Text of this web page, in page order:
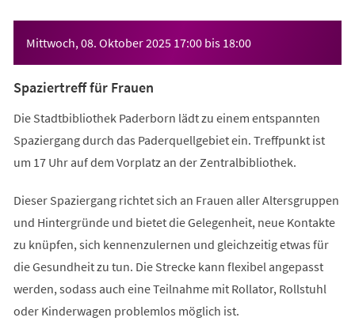
Mittwoch, 08. Oktober 2025 17:00 bis 18:00
Spaziertreff für Frauen
Die Stadtbibliothek Paderborn lädt zu einem entspannten
Spaziergang durch das Paderquellgebiet ein. Treffpunkt ist
um 17 Uhr auf dem Vorplatz an der Zentralbibliothek.
Dieser Spaziergang richtet sich an Frauen aller Altersgruppen
und Hintergründe und bietet die Gelegenheit, neue Kontakte
zu knüpfen, sich kennenzulernen und gleichzeitig etwas für
die Gesundheit zu tun. Die Strecke kann flexibel angepasst
werden, sodass auch eine Teilnahme mit Rollator, Rollstuhl
oder Kinderwagen problemlos möglich ist.